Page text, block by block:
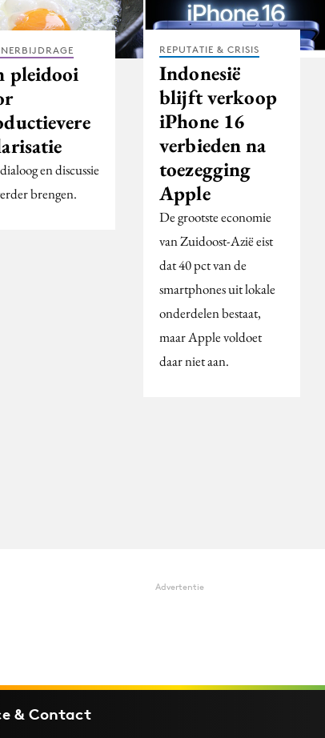
pleidooi
en discussie
brengen.
REPUTATIE & CRISIS
Indonesië
blijft verkoop
iPhone 16
verbieden na
toezegging
Apple
De grootste economie
van Zuidoost-Azië eist
dat 40 pct van de
smartphones uit lokale
onderdelen bestaat,
maar Apple voldoet
daar niet aan.
Advertentie
& Contact